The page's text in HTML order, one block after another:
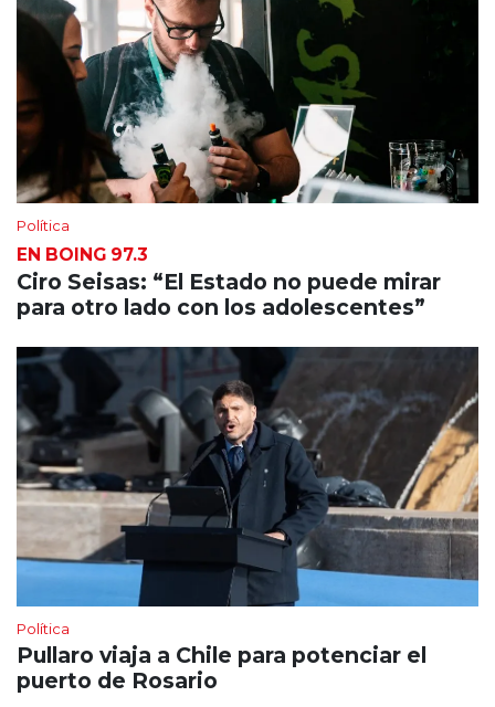
Política
EN BOING 97.3
Ciro Seisas: “El Estado no puede mirar
para otro lado con los adolescentes”
Política
Pullaro viaja a Chile para potenciar el
puerto de Rosario